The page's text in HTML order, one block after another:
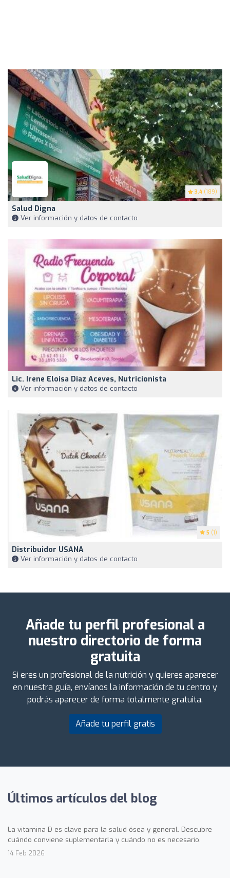
3.4 (189)
Salud Digna
Ver información y datos de contacto
Lic. Irene Eloisa Diaz Aceves, Nutricionista
Ver información y datos de contacto
5 (1)
Distribuidor USANA
Ver información y datos de contacto
Añade tu perfil profesional a
nuestro directorio de forma
gratuita
Si eres un profesional de la nutrición y quieres aparecer
en nuestra guía, envíanos la información de tu centro y
podrás aparecer de forma totalmente gratuita.
Añade tu perfil gratis
Últimos artículos del blog
La vitamina D es clave para la salud ósea y general. Descubre
cuándo conviene suplementarla y cuándo no es necesario.
14 Feb 2026